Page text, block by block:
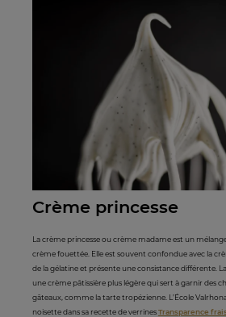
Crème princesse
La crème princesse ou crème madame est un
crème fouettée. Elle est souvent confondue avec la
de la gélatine et présente une consistance différente.
une crème pâtissière plus légère qui sert à garnir des
gâteaux, comme la tarte tropézienne. L’École
noisette dans sa recette de verrinesTransparence